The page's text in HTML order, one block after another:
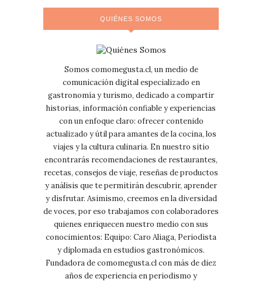
QUIÉNES SOMOS
Somos comomegusta.cl, un medio de
comunicación digital especializado en
gastronomía y turismo, dedicado a compartir
historias, información confiable y experiencias
con un enfoque claro: ofrecer contenido
actualizado y útil para amantes de la cocina, los
viajes y la cultura culinaria. En nuestro sitio
encontrarás recomendaciones de restaurantes,
recetas, consejos de viaje, reseñas de productos
y análisis que te permitirán descubrir, aprender
y disfrutar. Asimismo, creemos en la diversidad
de voces, por eso trabajamos con colaboradores
quienes enriquecen nuestro medio con sus
conocimientos: Equipo: Caro Aliaga, Periodista
y diplomada en estudios gastronómicos.
Fundadora de comomegusta.cl con más de diez
años de experiencia en periodismo y